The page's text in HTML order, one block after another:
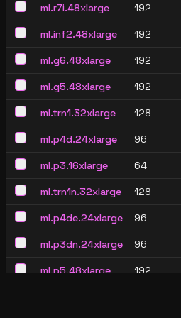
ml.r7i.48xlarge 192
ml.inf2.48xlarge 192
ml.g6.48xlarge 192
ml.g5.48xlarge 192
ml.trn1.32xlarge 128
ml.p4d.24xlarge 96
ml.p3.16xlarge 64
ml.trn1n.32xlarge 128
ml.p4de.24xlarge 96
ml.p3dn.24xlarge 96
ml.p5.48xlarge 192